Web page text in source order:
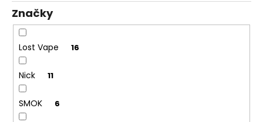
Značky
Lost Vape 16
Nick 11
SMOK 6
DESERT
SHIP
10ML
11MG
169
Kč
Původně:
195
Kč